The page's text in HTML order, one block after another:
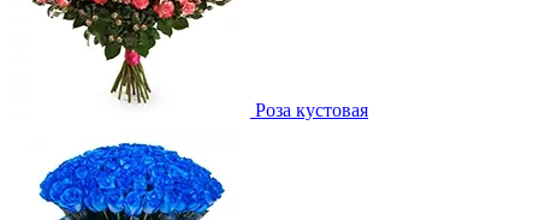
Роза кустовая